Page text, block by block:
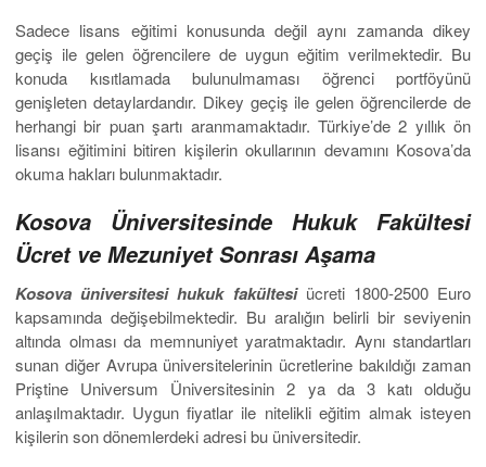
Sadece lisans eğitimi konusunda değil aynı zamanda dikey
geçiş ile gelen öğrencilere de uygun eğitim verilmektedir. Bu
konuda kısıtlamada bulunulmaması öğrenci portföyünü
genişleten detaylardandır. Dikey geçiş ile gelen öğrencilerde de
herhangi bir puan şartı aranmamaktadır. Türkiye’de 2 yıllık ön
lisansı eğitimini bitiren kişilerin okullarının devamını Kosova’da
okuma hakları bulunmaktadır.
Kosova Üniversitesinde Hukuk Fakültesi
Ücret ve Mezuniyet Sonrası Aşama
Kosova üniversitesi hukuk fakültesiücreti 1800-2500 Euro
kapsamında değişebilmektedir. Bu aralığın belirli bir seviyenin
altında olması da memnuniyet yaratmaktadır. Aynı standartları
sunan diğer Avrupa üniversitelerinin ücretlerine bakıldığı zaman
Priştine Universum Üniversitesinin 2 ya da 3 katı olduğu
anlaşılmaktadır. Uygun fiyatlar ile nitelikli eğitim almak isteyen
kişilerin son dönemlerdeki adresi bu üniversitedir.